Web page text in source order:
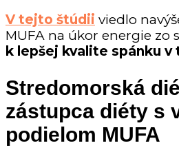
V tejto štúdii viedlo
MUFA na úkor energie zo
k lepšej kvalite spánku
Stredomorská
zástupca diéty s
podielom MUFA